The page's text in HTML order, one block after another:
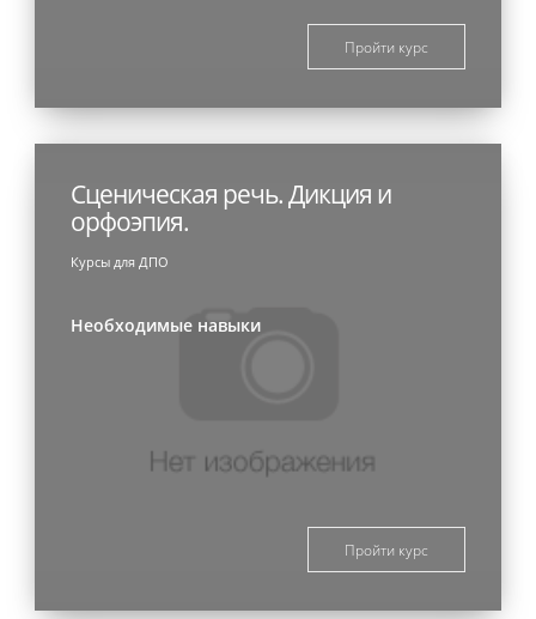
Пройти курс
Сценическая речь. Дикция и
орфоэпия.
Курсы для ДПО
Необходимые навыки
Пройти курс